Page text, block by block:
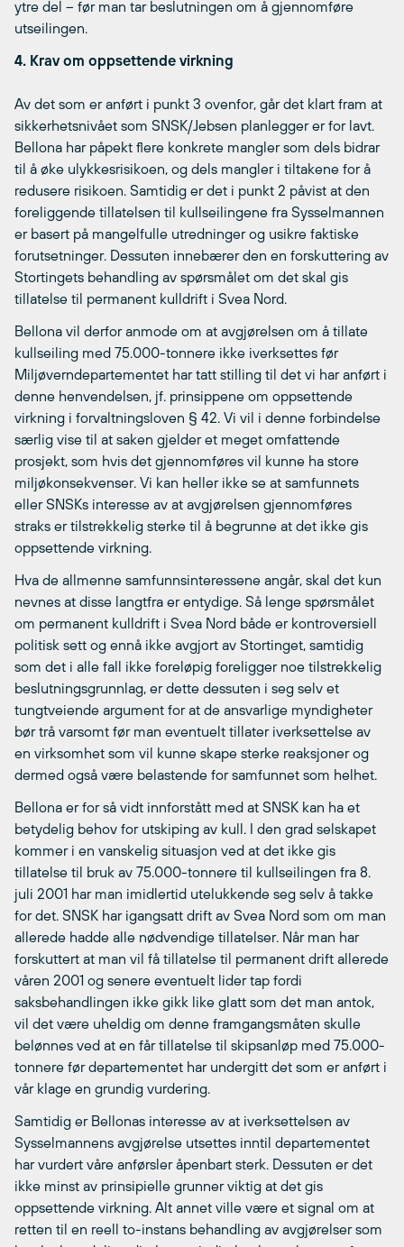
ytre del – før man tar beslutningen om å gjennomføre
utseilingen.
4. Krav om oppsettende virkning
Av det som er anført i punkt 3 ovenfor, går det klart fram at
sikkerhetsnivået som SNSK/Jebsen planlegger er for lavt.
Bellona har påpekt flere konkrete mangler som dels bidrar
til å øke ulykkesrisikoen, og dels mangler i tiltakene for å
redusere risikoen. Samtidig er det i punkt 2 påvist at den
foreliggende tillatelsen til kullseilingene fra Sysselmannen
er basert på mangelfulle utredninger og usikre faktiske
forutsetninger. Dessuten innebærer den en forskuttering av
Stortingets behandling av spørsmålet om det skal gis
tillatelse til permanent kulldrift i Svea Nord.
Bellona vil derfor anmode om at avgjørelsen om å tillate
kullseiling med 75.000-tonnere ikke iverksettes før
Miljøverndepartementet har tatt stilling til det vi har anført i
denne henvendelsen, jf. prinsippene om oppsettende
virkning i forvaltningsloven § 42. Vi vil i denne forbindelse
særlig vise til at saken gjelder et meget omfattende
prosjekt, som hvis det gjennomføres vil kunne ha store
miljøkonsekvenser. Vi kan heller ikke se at samfunnets
eller SNSKs interesse av at avgjørelsen gjennomføres
straks er tilstrekkelig sterke til å begrunne at det ikke gis
oppsettende virkning.
Hva de allmenne samfunnsinteressene angår, skal det kun
nevnes at disse langtfra er entydige. Så lenge spørsmålet
om permanent kulldrift i Svea Nord både er kontroversiell
politisk sett og ennå ikke avgjort av Stortinget, samtidig
som det i alle fall ikke foreløpig foreligger noe tilstrekkelig
beslutningsgrunnlag, er dette dessuten i seg selv et
tungtveiende argument for at de ansvarlige myndigheter
bør trå varsomt før man eventuelt tillater iverksettelse av
en virksomhet som vil kunne skape sterke reaksjoner og
dermed også være belastende for samfunnet som helhet.
Bellona er for så vidt innforstått med at SNSK kan ha et
betydelig behov for utskiping av kull. I den grad selskapet
kommer i en vanskelig situasjon ved at det ikke gis
tillatelse til bruk av 75.000-tonnere til kullseilingen fra 8.
juli 2001 har man imidlertid utelukkende seg selv å takke
for det. SNSK har igangsatt drift av Svea Nord som om man
allerede hadde alle nødvendige tillatelser. Når man har
forskuttert at man vil få tillatelse til permanent drift allerede
våren 2001 og senere eventuelt lider tap fordi
saksbehandlingen ikke gikk like glatt som det man antok,
vil det være uheldig om denne framgangsmåten skulle
belønnes ved at en får tillatelse til skipsanløp med 75.000-
tonnere før departementet har undergitt det som er anført i
vår klage en grundig vurdering.
Samtidig er Bellonas interesse av at iverksettelsen av
Sysselmannens avgjørelse utsettes inntil departementet
har vurdert våre anførsler åpenbart sterk. Dessuten er det
ikke minst av prinsipielle grunner viktig at det gis
oppsettende virkning. Alt annet ville være et signal om at
retten til en reell to-instans behandling av avgjørelser som